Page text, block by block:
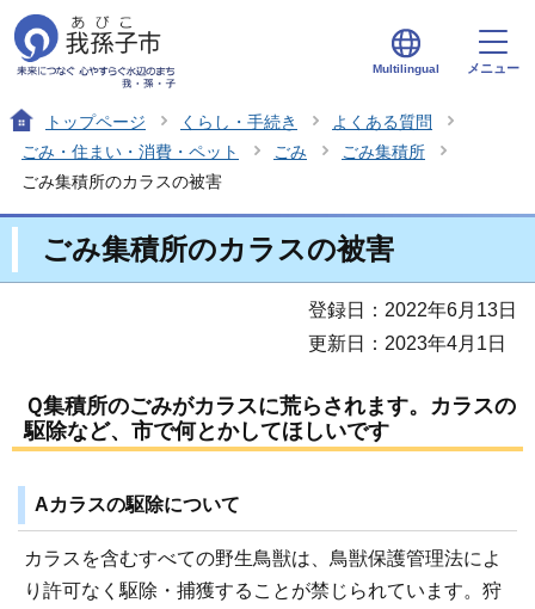
Multilingual メニュー
トップページ くらし・手続き
よくある質問
ごみ・住まい・消費・ペット
ごみ
ごみ集積所
ごみ集積所のカラスの被害
ごみ集積所のカラスの被害
登録日：2022年6月13日
更新日：2023年4月1日
Ｑ集積所のごみがカラスに荒らされます。カラスの
駆除など、市で何とかしてほしいです
Aカラスの駆除について
カラスを含むすべての野生鳥獣は、鳥獣保護管理法によ
り許可なく駆除・捕獲することが禁じられています。狩